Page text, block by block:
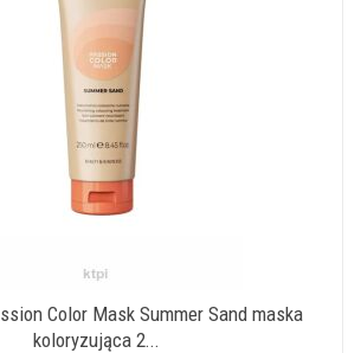
Color Mask Summer Sand maska
koloryzująca 2...